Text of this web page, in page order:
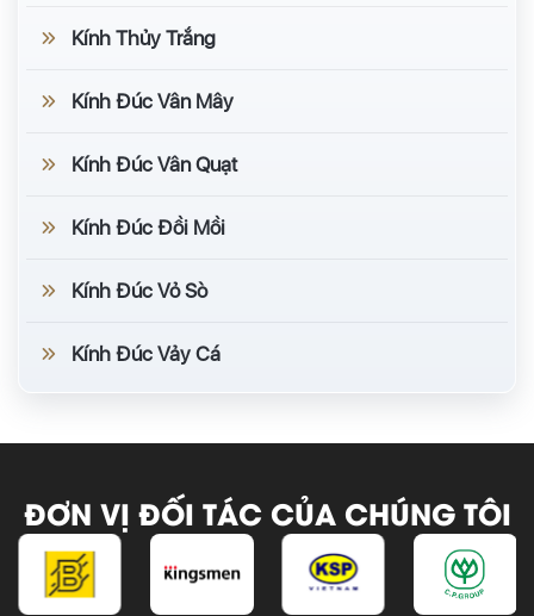
Kính Thủy Trắng
Kính Đúc Vân Mây
Kính Đúc Vân Quạt
Kính Đúc Đồi Mồi
Kính Đúc Vỏ Sò
Kính Đúc Vảy Cá
ĐƠN VỊ ĐỐI TÁC CỦA CHÚNG TÔI